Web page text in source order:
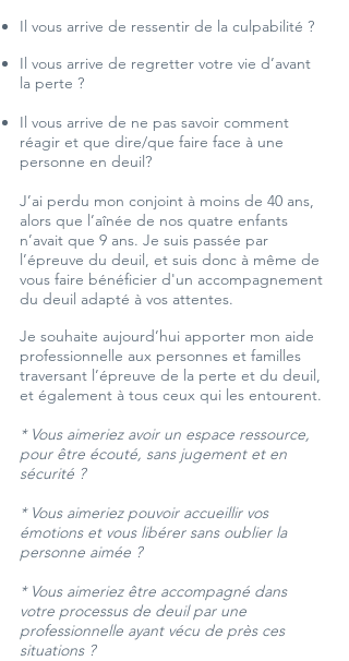
Il vous arrive de ressentir de la culpabilité ?
Il vous arrive de regretter votre vie d’avant
la perte ?
Il vous arrive de ne pas savoir comment
réagir et que dire/que faire face à une
personne en deuil?
J’ai perdu mon conjoint à moins de 40 ans,
alors que l’aînée de nos quatre enfants
n’avait que 9 ans. Je suis passée par
l’épreuve du deuil, et suis donc à même de
vous faire bénéficier d'un accompagnement
du deuil adapté à vos attentes.
Je souhaite aujourd’hui apporter mon aide
professionnelle aux personnes et familles
traversant l’épreuve de la perte et du deuil,
et également à tous ceux qui les entourent.
* Vous aimeriez avoir un espace ressource,
pour être écouté, sans jugement et en
sécurité ?
* Vous aimeriez pouvoir accueillir vos
émotions et vous libérer sans oublier la
personne aimée ?
* Vous aimeriez être accompagné dans
votre processus de deuil par une
professionnelle ayant vécu de près ces
situations ?